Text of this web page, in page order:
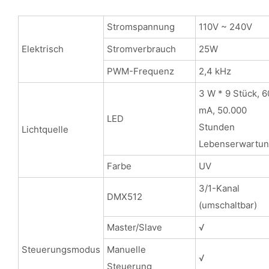
Elektrisch
Stromspannung
110V ~ 240V
Stromverbrauch
25W
PWM-Frequenz
2,4 kHz
Lichtquelle
LED
3 W * 9 Stück,
mA, 50.000
Stunden
Farbe
UV
Steuerungsmodus
DMX512
3/1-Kanal
(umschaltbar)
Master/Slave
√
Manuelle
Steuerung
√